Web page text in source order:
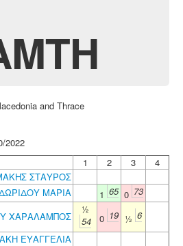
and Thrace
2022
1
2 3
4
ΣΤΑΥΡΟΣ
ΜΑΡΙΑ 1 65 0 73
ΧΑΡΑΛΑΜΠΟΣ
½
54
0 19 ½ 6
ΕΥΑΓΓΕΛΙΑ